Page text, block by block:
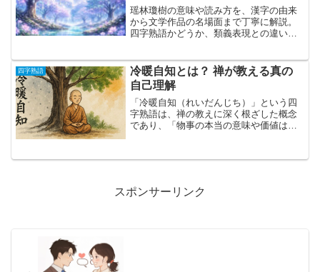
瑶林瓊樹の意味や読み方を、漢字の由来
から文学作品の名場面まで丁寧に解説。
四字熟語かどうか、類義表現との違い、
四字熟語
冷暖自知とは？ 禅が教える真の
自己理解
「冷暖自知（れいだんじち）」という四
字熟語は、禅の教えに深く根ざした概念
であり、「物事の本当の意味や価値は、
ば、水の冷たさや暖かさは、いくら人に
スポンサーリンク